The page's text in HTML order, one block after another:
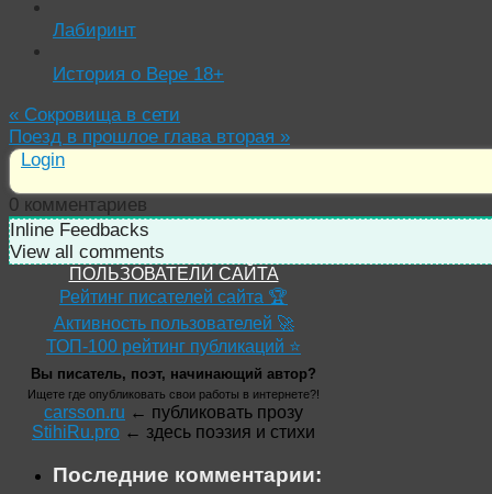
Лабиринт
История о Вере 18+
« Сокровища в сети
Поезд в прошлое глава вторая »
Login
0 комментариев
Inline Feedbacks
View all comments
ПОЛЬЗОВАТЕЛИ САЙТА
Рейтинг писателей сайта 🏆
Активность пользователей 🚀
ТОП-100 рейтинг публикаций ⭐
Вы писатель, поэт, начинающий автор?
Ищете где опубликовать свои работы в интернете?!
carsson.ru ← публиковать прозу
StihiRu.pro ← здесь поэзия и стихи
Последние комментарии: